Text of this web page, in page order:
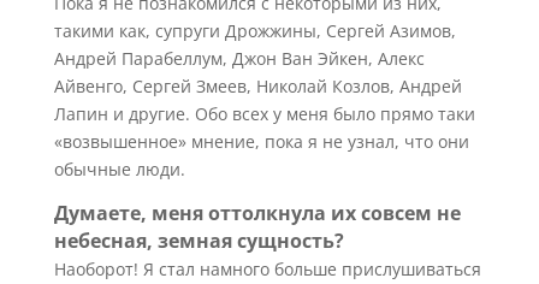
такими как, супруги Дрожжины, Сергей Азимов,
Андрей Парабеллум, Джон Ван Эйкен, Алекс
Айвенго, Сергей Змеев, Николай Козлов, Андрей
Лапин и другие. Обо всех у меня было прямо таки
«возвышенное» мнение, пока я не узнал, что они
обычные люди.
Думаете, меня оттолкнула их совсем не
небесная, земная сущность?
Наоборот! Я стал намного больше прислушиваться